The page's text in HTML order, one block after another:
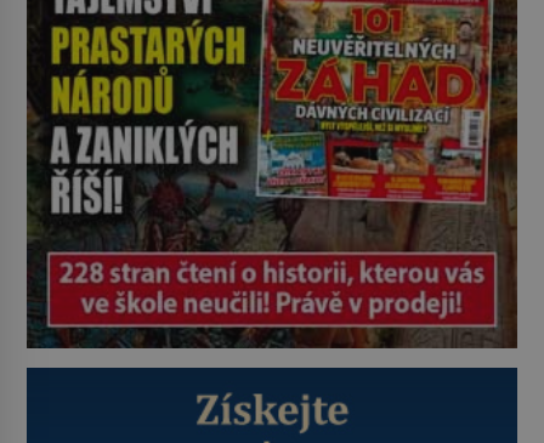
je ovšem jeden z nejslavnějších
vrahů, Jeffrey Dahmer (1960–1994).
Je 27. května 1991. […]